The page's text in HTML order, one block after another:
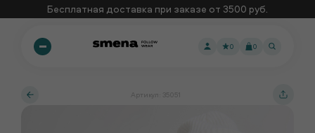
Бесплатная доставка при заказе от 3500 руб.
0
0
Артикул: 35051